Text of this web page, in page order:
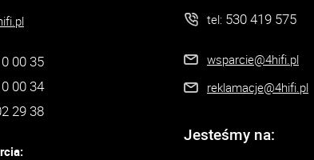
00 35
00 34
29 38
tel: 530 419 575
wsparcie@4hifi.pl
reklamacje@4hifi.pl
Jesteśmy na: